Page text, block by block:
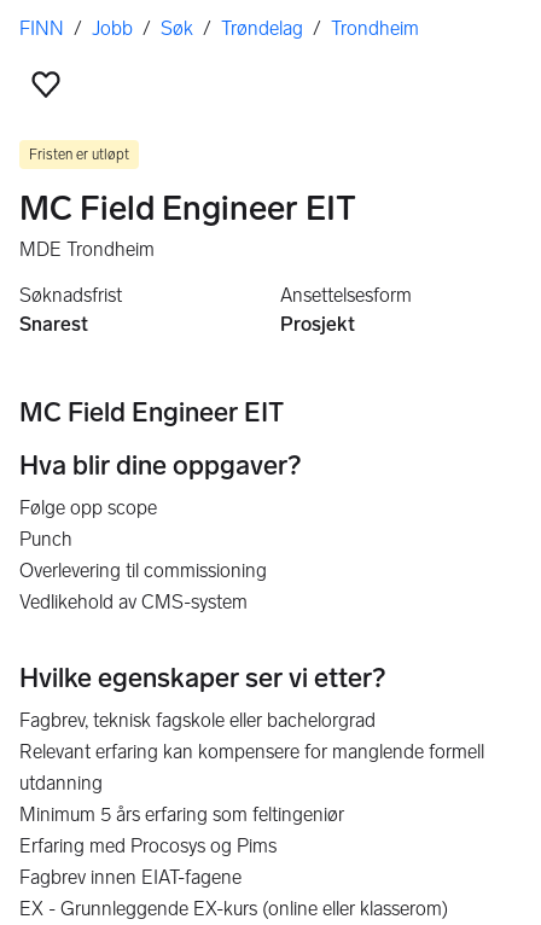
Her er du
FINN / Jobb / Søk / Trøndelag / Trondheim
Fristen er utløpt
MC Field Engineer EIT
MDE Trondheim
Søknadsfrist
Snarest
Ansettelsesform
Prosjekt
MC Field Engineer EIT
Hva blir dine oppgaver?
Følge opp scope
Punch
Overlevering til commissioning
Vedlikehold av CMS-system
Hvilke egenskaper ser vi etter?
Fagbrev, teknisk fagskole eller bachelorgrad
Relevant erfaring kan kompensere for manglende formell
utdanning
Minimum 5 års erfaring som feltingeniør
Erfaring med Procosys og Pims
Fagbrev innen EIAT-fagene
EX - Grunnleggende EX-kurs (online eller klasserom)